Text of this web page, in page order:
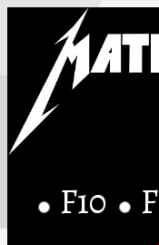
F10